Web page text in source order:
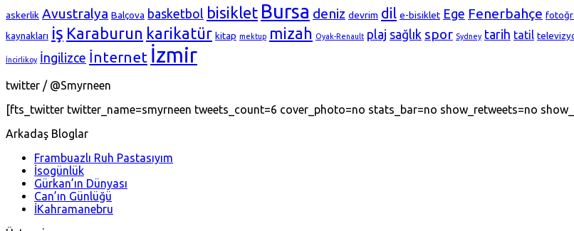
askerlik Avustralya Balçova basketbol bisiklet Bursa deniz devrim dil e-bisiklet Ege Fenerbahçe
kaynakları iş Karaburun karikatür kitap mektup mizah Oyak-Renault plaj sağlık spor Sydney tarih tatil
İncirlikoy İngilizce İnternet İzmir
twitter / @Smyrneen
[fts_twitter twitter_name=smyrneen tweets_count=6 cover_photo=no stats_bar=no show_retweets=no
Arkadaş Bloglar
Frambuazlı Ruh Pastasıyım
İsogünlük
Gürkan’ın Dünyası
Can’ın Günlüğü
İKahramanebru